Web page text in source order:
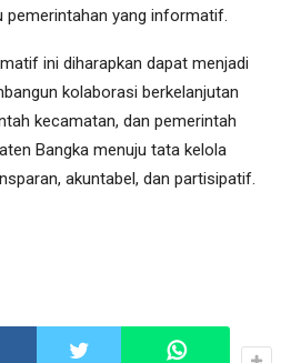
pemerintahan yang informatif.
ini diharapkan dapat menjadi
kolaborasi berkelanjutan
kecamatan, dan pemerintah
Bangka menuju tata kelola
akuntabel, dan partisipatif.